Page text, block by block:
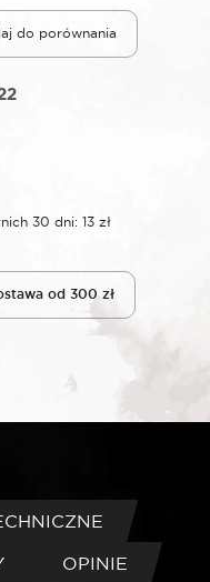
do porównania
30 dni: 13 zł
od 300 zł
OPINIE